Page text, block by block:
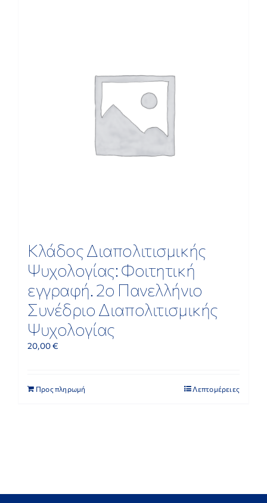
Κλάδος Διαπολιτισμικής
Ψυχολογίας: Φοιτητική
εγγραφή. 2ο Πανελλήνιο
Συνέδριο Διαπολιτισμικής
Ψυχολογίας
20,00€
Προς πληρωμή Λεπτομέρειες